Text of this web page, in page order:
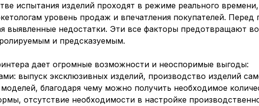
испытания изделий проходят в режиме реального
уровень продаж и впечатления покупателей.
выявленные недостатки. Эти все факторы предотвращают
и предсказуемым.
дает огромные возможности и неоспоримые выгоды:
выпуск эксклюзивных изделий, производство изделий
благодаря чему можно получить необходимое
отсутствие необходимости в настройке